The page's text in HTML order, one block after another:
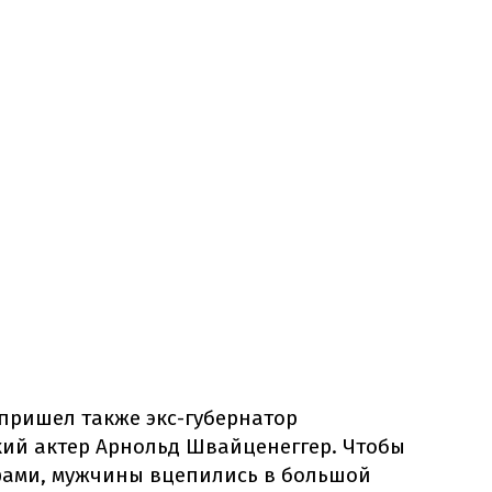
также экс-губернатор
актер Арнольд Швайценеггер. Чтобы
мужчины вцепились в большой